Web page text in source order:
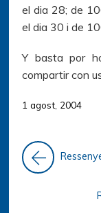
el dia 28; de
el dia 30 i de
Y basta por
compartir con
1 agost, 2004